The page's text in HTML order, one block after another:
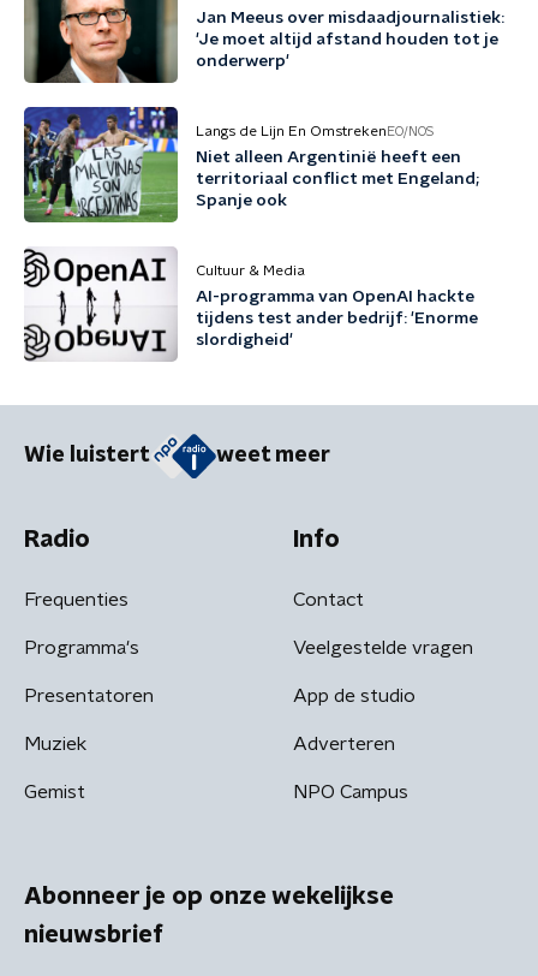
Jan Meeus over misdaadjournalistiek:
'Je moet altijd afstand houden tot je
onderwerp'
Langs de Lijn En Omstreken EO/NOS
Niet alleen Argentinië heeft een
territoriaal conflict met Engeland;
Spanje ook
Cultuur & Media
AI-programma van OpenAI hackte
tijdens test ander bedrijf: 'Enorme
slordigheid'
Wie luistert weet meer
Radio
Frequenties
Programma's
Presentatoren
Muziek
Gemist
Info
Contact
Veelgestelde vragen
App de studio
Adverteren
NPO Campus
Abonneer je op onze wekelijkse
nieuwsbrief